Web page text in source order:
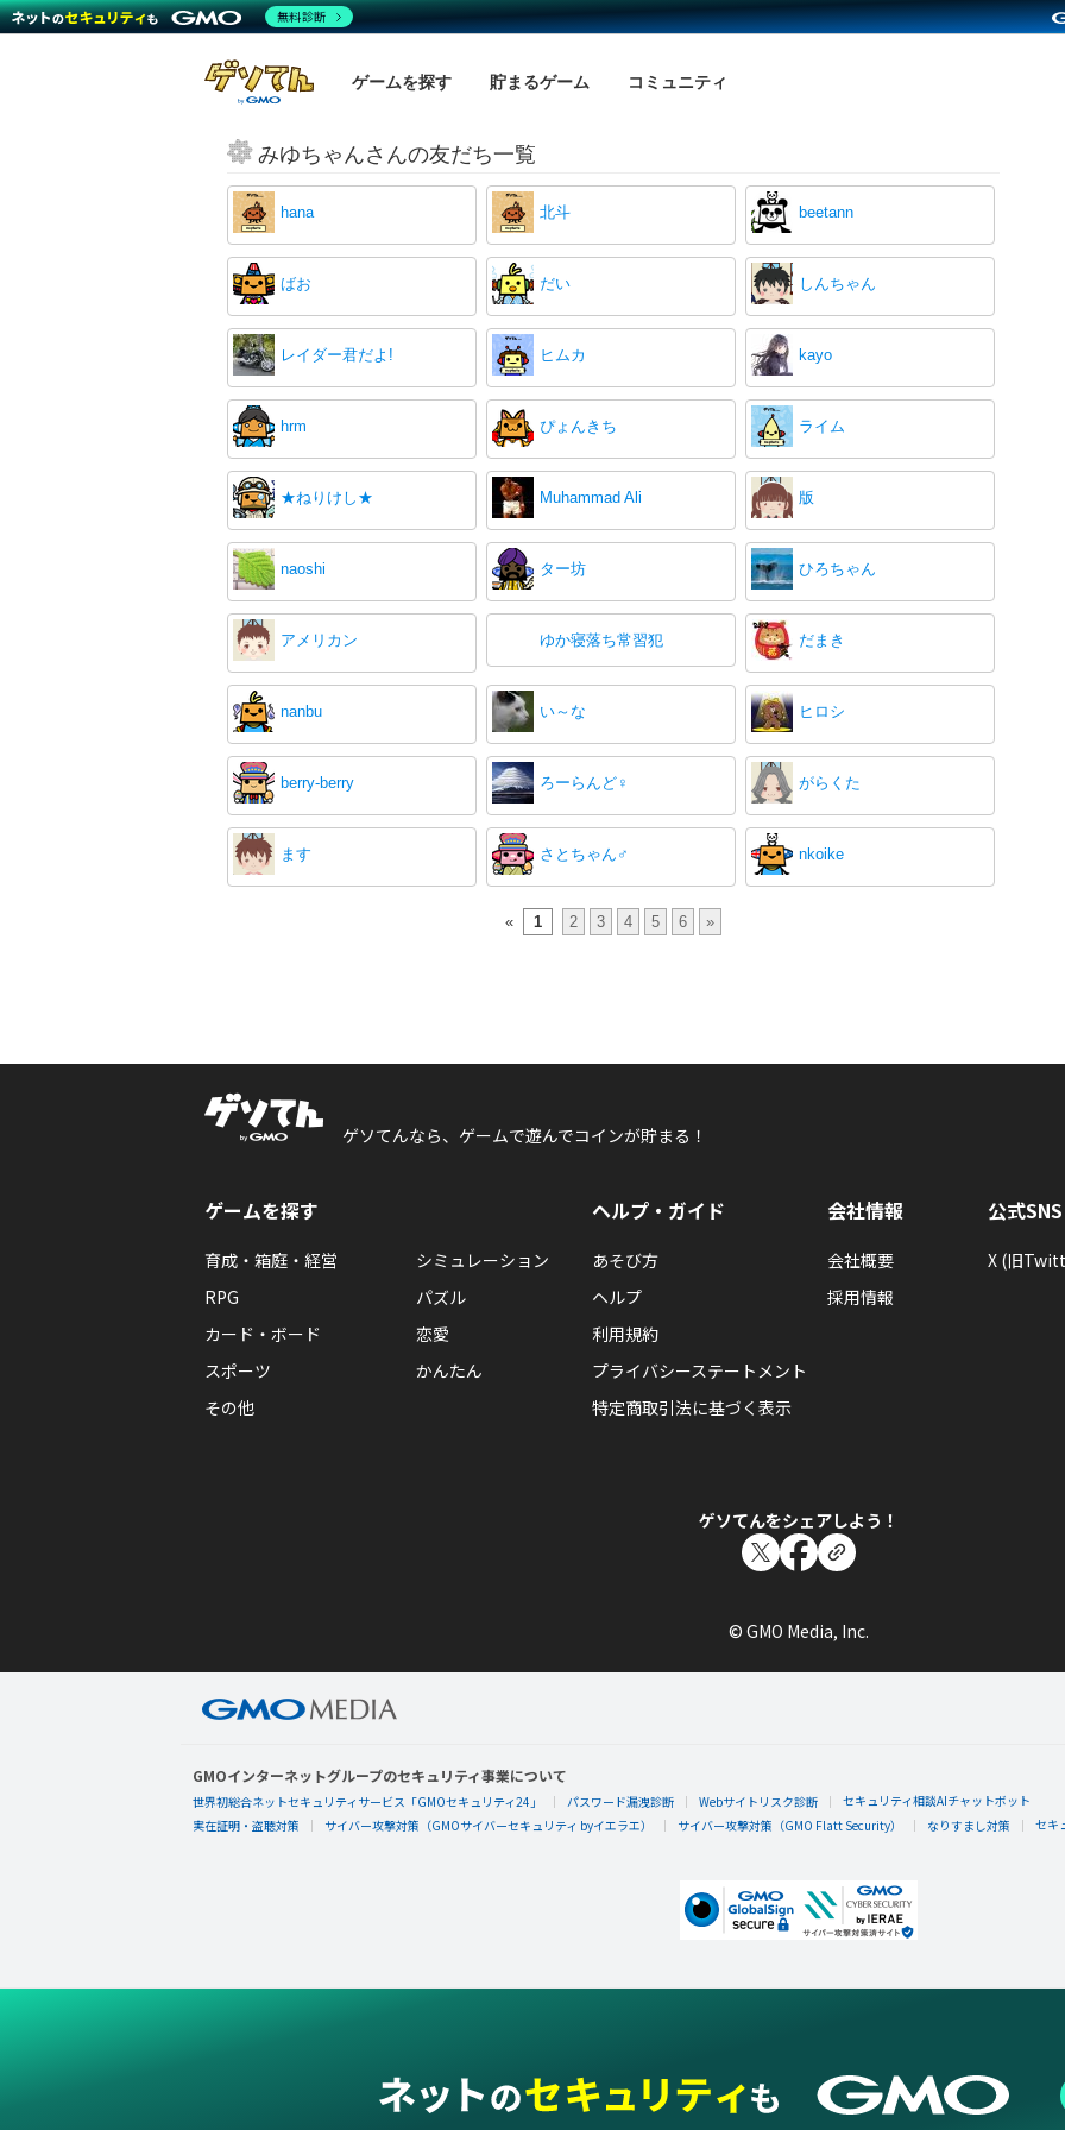
ゲームを探す 貯まるゲーム コミュニティ
みゆちゃんさんの友だち一覧
hana 北斗 beetann
ばお だい しんちゃん
レイダー君だよ! ヒムカ kayo
hrm ぴょんきち ライム
★ねりけし★ Muhammad Ali 版
naoshi ター坊 ひろちゃん
アメリカン ゆか寝落ち常習犯 だまき
nanbu い～な ヒロシ
berry-berry ろーらんど♀️ がらくた
ます さとちゃん♂ nkoike
« 1 2 3 4 5 6 »
ゲソてんなら、ゲームで遊んでコインが貯まる！
ゲームを探す
育成・箱庭・経営
シミュレーション
RPG
パズル
カード・ボード
恋愛
スポーツ
かんたん
その他
ヘルプ・ガイド
あそび方
ヘルプ
利用規約
プライバシーステートメント
特定商取引法に基づく表示
会社情報
会社概要
採用情報
公式SNS
X (旧
ゲソてんをシェアしよう！
© GMO Media, Inc.
GMOインターネットグループのセキュリティ事業について
世界初総合ネットセキュリティサービス「GMOセキュリティ24」 パスワード漏洩診断 Webサイトリスク診断
セキュリティ相談AIチャットボット
実在証明・盗聴対策
サイバー攻撃対策（GMOサイバーセキュリティ byイエラエ） サイバー攻撃対策（GMO Flatt Security） なりすまし対策 セキ
無料診断